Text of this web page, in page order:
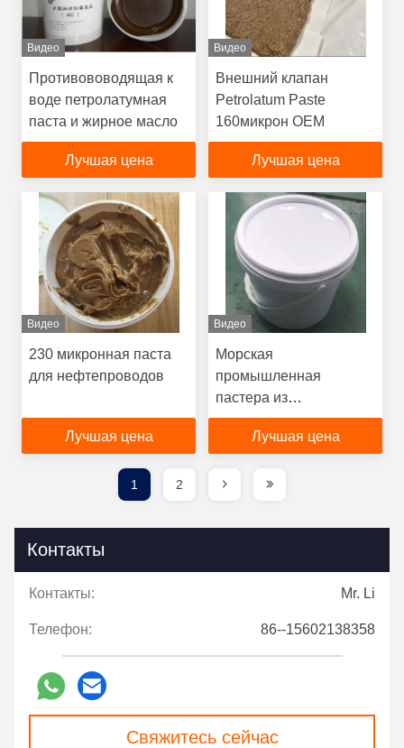
Видео
Противововодящая к
воде петролатумная
паста и жирное масло
Лучшая цена
Видео
Внешний клапан
Petrolatum Paste
160микрон OEM
Лучшая цена
Видео
230 микронная паста
для нефтепроводов
Лучшая цена
Видео
Морская
промышленная
пастера из
нефтепродуктов 4 кг на
банкуЛучшая цена
1 2
Контакты
Контакты: Mr. Li
Телефон: 86--15602138358
Свяжитесь сейчас